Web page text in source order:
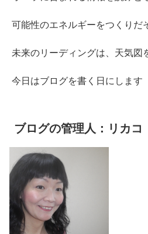
可能性のエネルギーをつくりだ
未来のリーディングは、天気図
今日はブログを書く日にします
ブログの管理人：リカコ